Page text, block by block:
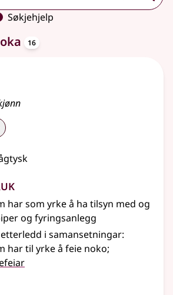
Søkjehjelp
16
har som yrke å ha tilsyn med og
og fyringsanlegg
i samansetningar:
har til yrke å feie noko;